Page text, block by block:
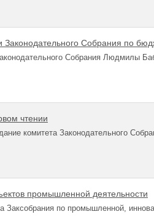
Законодательного Собрания по
Собрания Людмилы
чтении
комитета Законодательного
промышленной деятельности
Заксобрания по промышленной,